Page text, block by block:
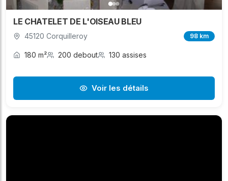
LE CHATELET DE L'OISEAU BLEU
45120 Corquilleroy 98 km
180 m² 200 debout 130 assises
Voir les détails